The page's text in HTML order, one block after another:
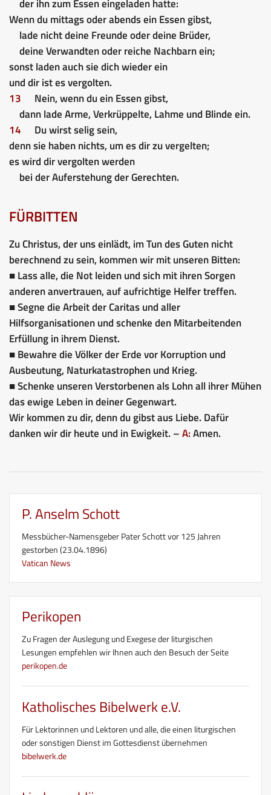
der ihn zum Essen eingeladen hatte:
Wenn du mittags oder abends ein Essen gibst,
lade nicht deine Freunde oder deine Brüder,
deine Verwandten oder reiche Nachbarn ein;
sonst laden auch sie dich wieder ein
und dir ist es vergolten.
13
Nein, wenn du ein Essen gibst,
dann lade Arme, Verkrüppelte, Lahme und Blinde ein.
14
Du wirst selig sein,
denn sie haben nichts, um es dir zu vergelten;
es wird dir vergolten werden
bei der Auferstehung der Gerechten.
FÜRBITTEN
Zu Christus, der uns einlädt, im Tun des Guten nicht
berechnend zu sein, kommen wir mit unseren Bitten:
■ Lass alle, die Not leiden und sich mit ihren Sorgen
anderen anvertrauen, auf aufrichtige Helfer treffen.
■ Segne die Arbeit der Caritas und aller
Hilfsorganisationen und schenke den Mitarbeitenden
Erfüllung in ihrem Dienst.
■ Bewahre die Völker der Erde vor Korruption und
Ausbeutung, Naturkatastrophen und Krieg.
■ Schenke unseren Verstorbenen als Lohn all ihrer Mühen
das ewige Leben in deiner Gegenwart.
Wir kommen zu dir, denn du gibst aus Liebe. Dafür
danken wir dir heute und in Ewigkeit. –A:Amen.
P. Anselm Schott
Messbücher-Namensgeber Pater Schott vor 125 Jahren
gestorben (23.04.1896)
Vatican News
Perikopen
Zu Fragen der Auslegung und Exegese der liturgischen
Lesungen empfehlen wir Ihnen auch den Besuch der Seite
perikopen.de
Katholisches Bibelwerk e.V.
Für Lektorinnen und Lektoren und alle, die einen liturgischen
oder sonstigen Dienst im Gottesdienst übernehmen
bibelwerk.de